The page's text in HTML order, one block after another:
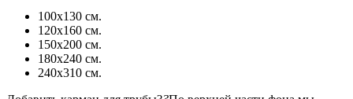
100х130 см.
120х160 см.
150х200 см.
180х240 см.
240х310 см.